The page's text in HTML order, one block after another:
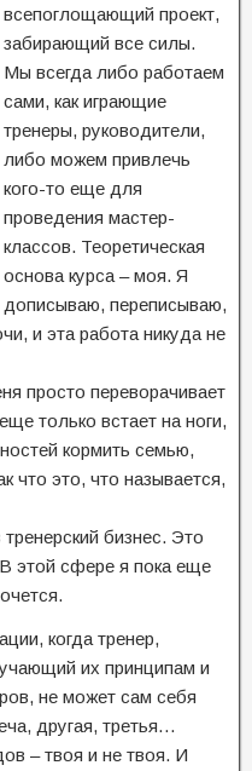
всепоглощающий проект,
забирающий все силы.
Мы всегда либо работаем
сами, как играющие
тренеры, руководители,
либо можем привлечь
кого-то еще для
проведения мастер-
классов. Теоретическая
основа курса – моя. Я
дописываю, переписываю,
и эта работа никуда не
просто переворачивает
только встает на ноги,
кормить семью,
что это, что называется,
бизнес. Это
этой сфере я пока еще
когда тренер,
их принципам и
не может сам себя
другая, третья…
– твоя и не твоя. И